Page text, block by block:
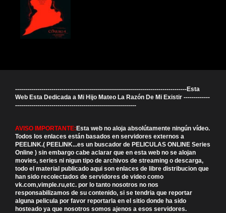
-------------------------------------------------------------------------------------Esta
Web Esta Dedicada a Mi Hijo Mateo La Razón De Mi Existir -------------
------------------------------------------------------------
AVISO IMPORTANTE:Esta web no aloja absolútamente ningún vídeo.
Todos los enlaces están basados en servidores externos a
PEELINK.( PEELINK...es un buscador de PELICULAS ONLINE Series
Online ) sin embargo cabe aclarar que en esta web no se alojan
movies, series ni nigun tipo de archivos de streaming o descarga,
todo el material publicado aqui son enlaces de libre distribucion que
han sido recolectados de servidores de video como
vk.com,vimple.ru,etc. por lo tanto nosotros no nos
responsabilizamos de su contenido, si se tendria que reportar
alguna pelicula por favor reportarla en el sitio donde ha sido
hosteado ya que nosotros somos ajenos a esos servidores.